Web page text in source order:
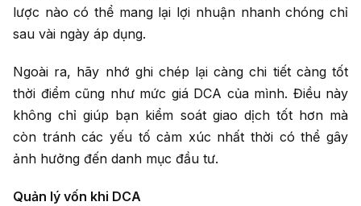
lược nào có thể mang lại lợi nhuận nhanh chóng chỉ
sau vài ngày áp dụng.
Ngoài ra, hãy nhớ ghi chép lại càng chi tiết càng tốt
thời điểm cũng như mức giá DCA của mình. Điều này
không chỉ giúp bạn kiểm soát giao dịch tốt hơn mà
còn tránh các yếu tố cảm xúc nhất thời có thể gây
ảnh hưởng đến danh mục đầu tư.
Quản lý vốn khi DCA